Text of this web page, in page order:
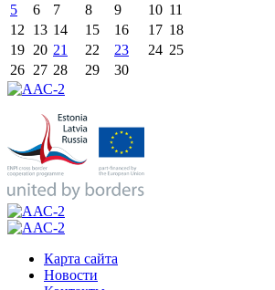
5
6 7 8 9 10 11
12
13 14 15 16 17 18
19 20 21 22 23 24 25
26 27 28 29 30
Карта сайта
Новости